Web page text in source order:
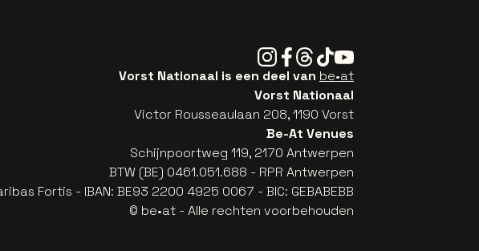
Instagram
Facebook
Threads
TiktokYoutube
Vorst Nationaal is een deel van be•at
Vorst Nationaal
Victor Rousseaulaan 208, 1190 Vorst
Be-At Venues
Schijnpoortweg 119, 2170 Antwerpen
BTW (BE) 0461.051.688 - RPR Antwerpen
Fortis - IBAN: BE93 2200 4925 0067 - BIC: GEBABEBB
© be•at - Alle rechten voorbehouden